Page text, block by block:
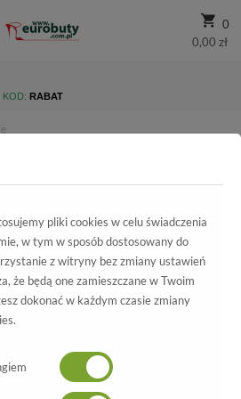
0
0,00 zł
KOD: RABAT
Czółenka Sala 5003 698
produkty
Sala
5003 698
pliki cookies w celu świadczenia
w tym w sposób dostosowany do
z witryny bez zmiany ustawień
że będą one zamieszczane w Twoim
dokonać w każdym czasie zmiany